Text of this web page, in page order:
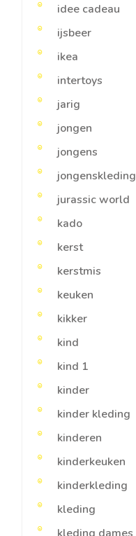
idee cadeau
ijsbeer
ikea
intertoys
jarig
jongen
jongens
jongenskleding
jurassic world
kado
kerst
kerstmis
keuken
kikker
kind
kind 1
kinder
kinder kleding
kinderen
kinderkeuken
kinderkleding
kleding